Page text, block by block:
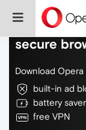
Do more
secure
Download
built-in ad
battery saver
free VPN